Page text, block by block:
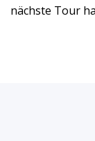
nächste Tour